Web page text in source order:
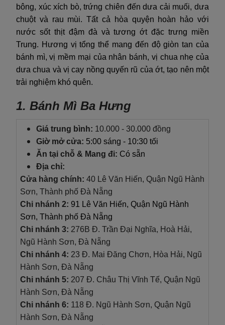
bông, xúc xích bò, trứng chiên đến dưa cải muối, dưa
chuột và rau mùi. Tất cả hòa quyện hoàn hảo với
nước sốt thịt đậm đà và tương ớt đặc trưng miền
Trung. Hương vị tổng thể mang đến độ giòn tan của
bánh mì, vị mềm mại của nhân bánh, vị chua nhẹ của
dưa chua và vị cay nồng quyến rũ của ớt, tạo nên một
trải nghiệm khó quên.
1. Bánh Mì Ba Hưng
Giá trung bình: 10.000 - 30.000 đồng
Giờ mở cửa: 5:00 sáng - 10:30 tối
Ăn tại chỗ & Mang đi: Có sẵn
Địa chỉ:
Cửa hàng chính: 40 Lê Văn Hiến, Quận Ngũ Hành
Sơn, Thành phố Đà Nẵng
Chi nhánh 2: 91 Lê Văn Hiến, Quận Ngũ Hành
Sơn, Thành phố Đà Nẵng
Chi nhánh 3: 276B Đ. Trần Đại Nghĩa, Hoà Hải,
Ngũ Hành Sơn, Đà Nẵng
Chi nhánh 4: 23 Đ. Mai Đăng Chơn, Hòa Hải, Ngũ
Hành Sơn, Đà Nẵng
Chi nhánh 5: 207 Đ. Châu Thị Vĩnh Tế, Quận Ngũ
Hành Sơn, Đà Nẵng
Chi nhánh 6: 118 Đ. Ngũ Hành Sơn, Quận Ngũ
Hành Sơn, Đà Nẵng